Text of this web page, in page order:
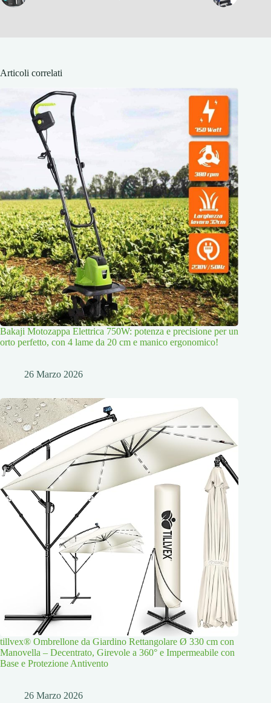
Articoli correlati
Bakaji Motozappa Elettrica 750W: potenza e precisione per un
orto perfetto, con 4 lame da 20 cm e manico ergonomico!
26 Marzo 2026
tillvex® Ombrellone da Giardino Rettangolare Ø 330 cm con
Manovella – Decentrato, Girevole a 360° e Impermeabile con
Base e Protezione Antivento
26 Marzo 2026